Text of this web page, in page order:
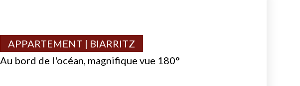
Au bord de l'océan, magnifique vue 180°
APPARTEMENT | BIARRITZ